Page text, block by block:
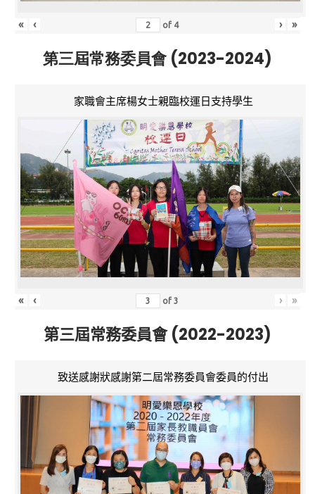
« ‹ of 4 › »
第三屆常務委員會 (2023-2024)
家職會主席楊女士親臨校運日支持學生
« ‹ of3 › »
第三屆常務委員會 (2022-2023)
致送感謝狀感謝第二屆常務委員會委員的付出